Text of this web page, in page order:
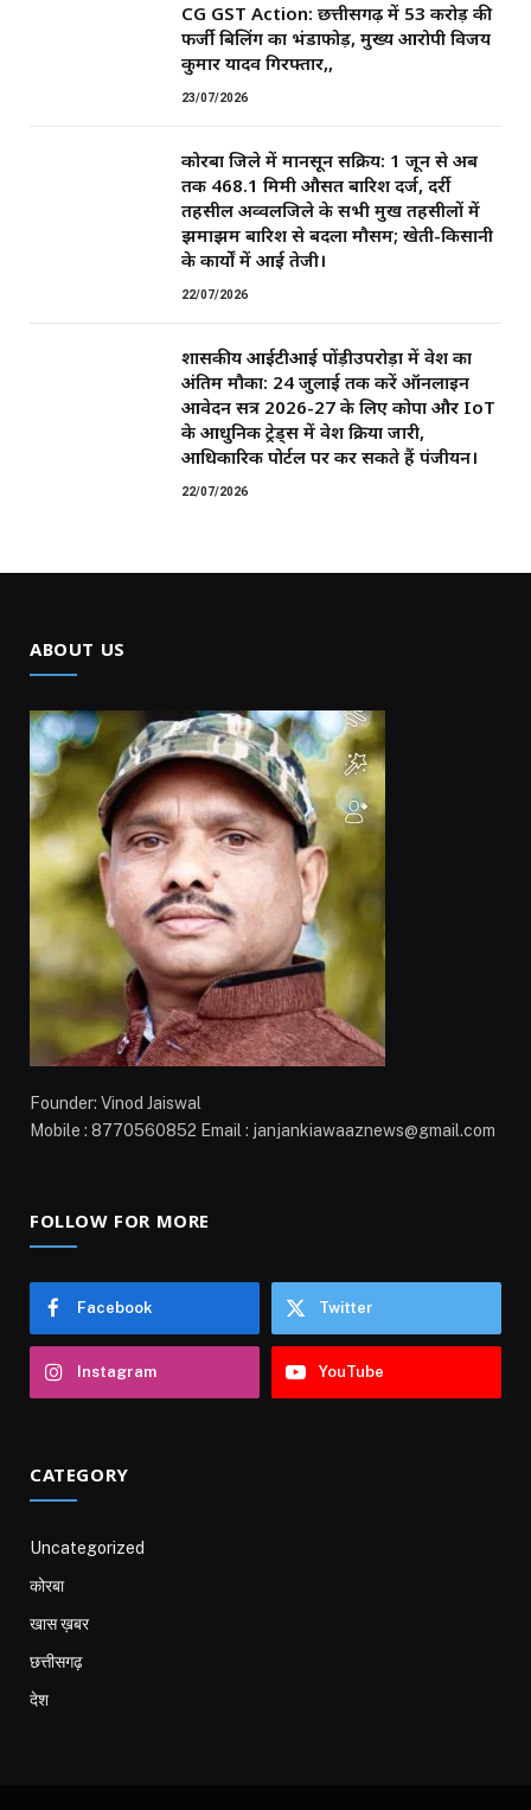
CG GST Action: छत्तीसगढ़ में 53 करोड़ की
फर्जी बिलिंग का भंडाफोड़, मुख्य आरोपी विजय
कुमार यादव गिरफ्तार,,
23/07/2026
कोरबा जिले में मानसून सक्रिय: 1 जून से अब
तक 468.1 मिमी औसत बारिश दर्ज, दर्री
तहसील अव्वलजिले के सभी प्रमुख तहसीलों में
झमाझम बारिश से बदला मौसम; खेती-किसानी
के कार्यों में आई तेजी।
22/07/2026
शासकीय आईटीआई पोंड़ीउपरोड़ा में प्रवेश का
अंतिम मौका: 24 जुलाई तक करें ऑनलाइन
आवेदन सत्र 2026-27 के लिए कोपा और IoT
के आधुनिक ट्रेड्स में प्रवेश प्रक्रिया जारी,
आधिकारिक पोर्टल पर कर सकते हैं पंजीयन।
22/07/2026
ABOUT US
Founder: Vinod Jaiswal
Mobile : 8770560852 Email : janjankiawaaznews@gmail.com
FOLLOW FOR MORE
Facebook Twitter
Instagram YouTube
CATEGORY
Uncategorized
कोरबा
खास ख़बर
छत्तीसगढ़
देश